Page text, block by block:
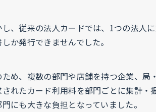
し、従来の法人カードでは、1つの法人
か発行できませんでした。
ため、複数の部門や店舗を持つ企業、
されたカード利用料を部門ごとに集計
にも大きな負担となっていました。